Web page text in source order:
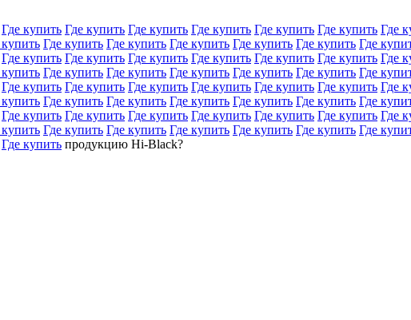
Где купить Где купить Где купить Где купить Где купить Где купить Где
Где купить Где купить Где купить Где купить Где купить Где
Где купить Где купить Где купить Где купить Где купить Где купить Где
Где купить Где купить Где купить Где купить Где купить Где
Где купить Где купить Где купить Где купить Где купить Где купить Где
Где купить Где купить Где купить Где купить Где купить Где
Где купить Где купить Где купить Где купить Где купить Где купить Где
Где купить Где купить Где купить Где купить Где купить Где
Где купить продукцию Hi-Black?